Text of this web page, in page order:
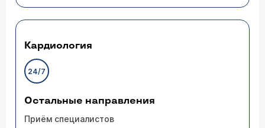
Кардиология
24/7
Остальные направления
Приём специалистов